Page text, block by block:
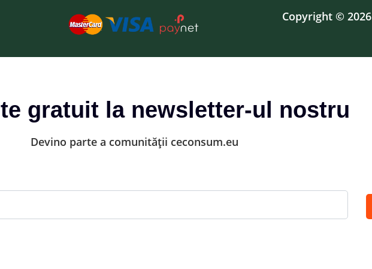
Copyright © 2026
gratuit la newsletter-ul nostru
Devino parte a comunității ceconsum.eu